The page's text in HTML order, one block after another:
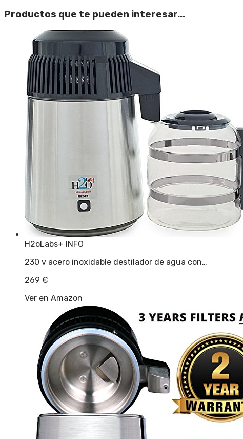
Productos que te pueden interesar...
H2oLabs+ INFO
230 v acero inoxidable destilador de agua con…
269 €
Ver en Amazon